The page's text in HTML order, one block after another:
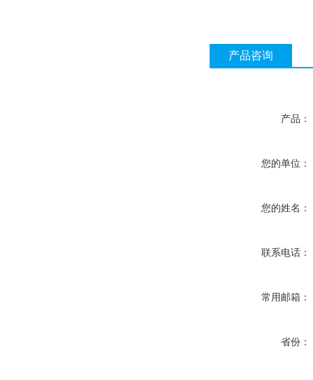
产品咨询
产品：
您的单位：
您的姓名：
联系电话：
常用邮箱：
省份：